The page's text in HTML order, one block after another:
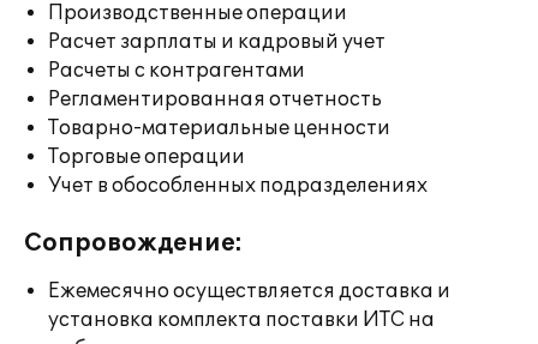
Производственные операции
Расчет зарплаты и кадровый учет
Расчеты с контрагентами
Регламентированная отчетность
Товарно-материальные ценности
Торговые операции
Учет в обособленных подразделениях
Сопровождение:
Ежемесячно осуществляется доставка и
установка комплекта поставки ИТС на